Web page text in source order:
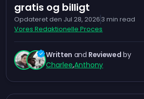
gratis og billigt
Opdateret den Jul 28, 2026 3 min read
Vores Redaktionelle Proces
Written and Reviewed by
Charlee,Anthony